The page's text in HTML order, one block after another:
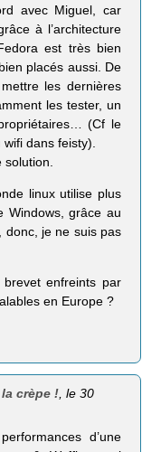
avec Miguel, car
à l’architecture
est très bien
placés aussi. De
les dernières
les tester, un
(Cf le
dans feisty).
linux utilise plus
Windows, grâce au
donc, je ne suis pas
enfreints par
en Europe ?
crèpe ! , le 30
d’une